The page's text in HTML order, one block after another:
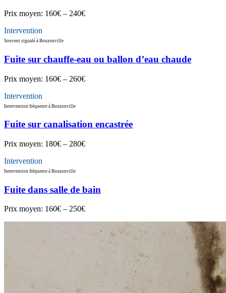
Prix moyen: 160€ – 240€
Intervention
Souvent signalé à Bouzonville
Fuite sur chauffe-eau ou ballon d’eau chaude
Prix moyen: 160€ – 260€
Intervention
Intervention fréquente à Bouzonville
Fuite sur canalisation encastrée
Prix moyen: 180€ – 280€
Intervention
Intervention fréquente à Bouzonville
Fuite dans salle de bain
Prix moyen: 160€ – 250€